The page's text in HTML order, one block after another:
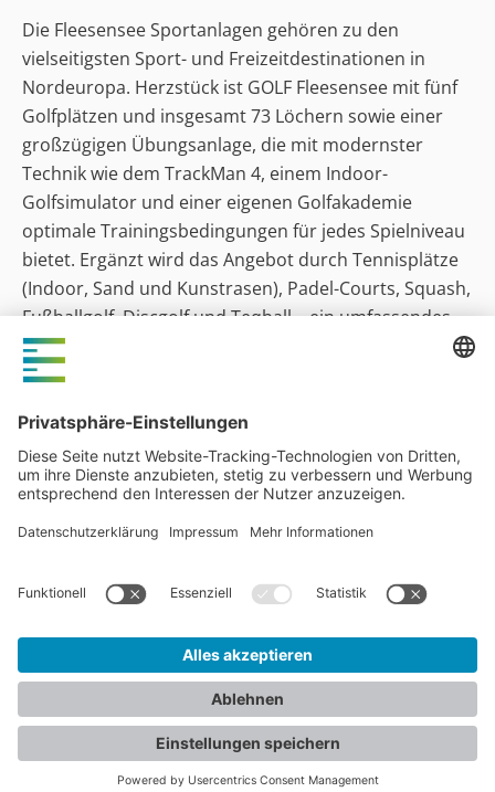
Die Fleesensee Sportanlagen gehören zu den
vielseitigsten Sport- und Freizeitdestinationen in
Nordeuropa. Herzstück ist GOLF Fleesensee mit fünf
Golfplätzen und insgesamt 73 Löchern sowie einer
großzügigen Übungsanlage, die mit modernster
Technik wie dem TrackMan 4, einem Indoor-
Golfsimulator und einer eigenen Golfakademie
optimale Trainingsbedingungen für jedes Spielniveau
bietet. Ergänzt wird das Angebot durch Tennisplätze
(Indoor, Sand und Kunstrasen), Padel-Courts, Squash,
Fußballgolf, Discgolf und Teqball – ein umfassendes
Sporterlebnis für aktive Gäste und ambitionierte
Spieler.
Fleesensee Sportanlagen
© 2026 - Five E Group
KONTAKTNEWSCENTERIMPRESSUM
DATENSCHUTZERKLÄRUNG